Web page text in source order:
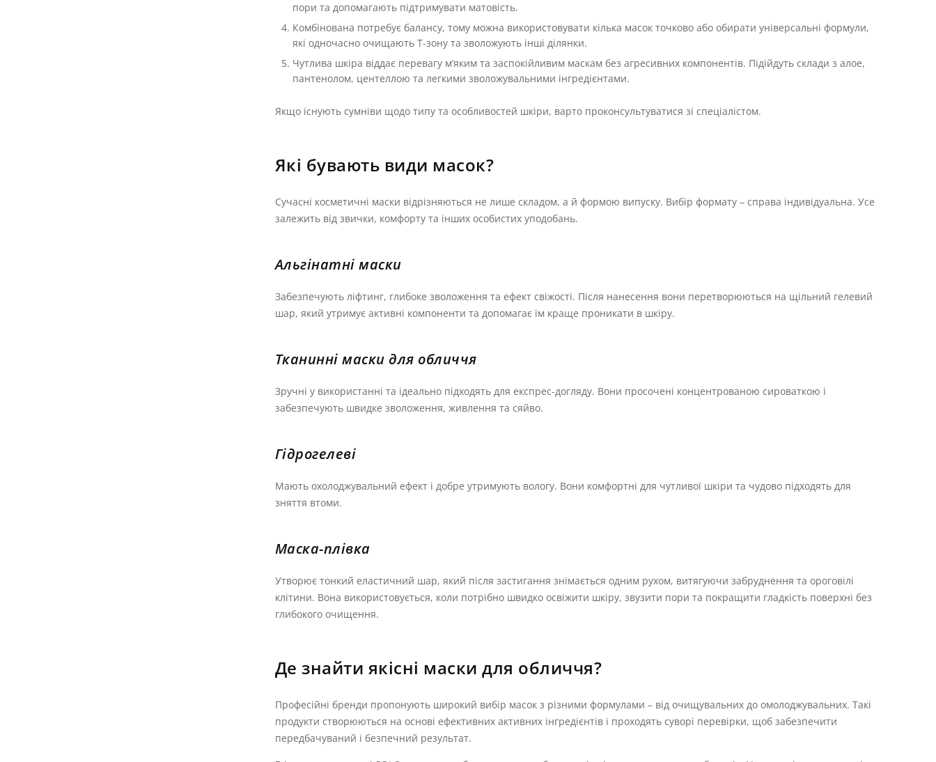
пори та допомагають підтримувати матовість.
Комбінована потребує балансу, тому можна використовувати кілька масок точково або обирати універсальні формули,
які одночасно очищають Т-зону та зволожують інші ділянки.
Чутлива шкіра віддає перевагу м’яким та заспокійливим маскам без агресивних компонентів. Підійдуть склади з алое,
пантенолом, центеллою та легкими зволожувальними інгредієнтами.
Якщо існують сумніви щодо типу та особливостей шкіри, варто проконсультуватися зі спеціалістом.
Які бувають види масок?
Сучасні косметичні маски відрізняються не лише складом, а й формою випуску. Вибір формату – справа індивідуальна. Усе
залежить від звички, комфорту та інших особистих уподобань.
Альгінатні маски
Забезпечують ліфтинг, глибоке зволоження та ефект свіжості. Після нанесення вони перетворюються на щільний гелевий
шар, який утримує активні компоненти та допомагає їм краще проникати в шкіру.
Тканинні маски для обличчя
Зручні у використанні та ідеально підходять для експрес-догляду. Вони просочені концентрованою сироваткою і
забезпечують швидке зволоження, живлення та сяйво.
Гідрогелеві
Мають охолоджувальний ефект і добре утримують вологу. Вони комфортні для чутливої шкіри та чудово підходять для
зняття втоми.
Маска-плівка
Утворює тонкий еластичний шар, який після застигання знімається одним рухом, витягуючи забруднення та ороговілі
клітини. Вона використовується, коли потрібно швидко освіжити шкіру, звузити пори та покращити гладкість поверхні без
глибокого очищення.
Де знайти якісні маски для обличчя?
Професійні бренди пропонують широкий вибір масок з різними формулами – від очищувальних до омолоджувальних. Такі
продукти створюються на основі ефективних активних інгредієнтів і проходять суворі перевірки, щоб забезпечити
передбачуваний і безпечний результат.